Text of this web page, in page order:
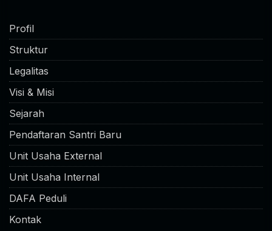
Profil
Struktur
Legalitas
Visi & Misi
Sejarah
Pendaftaran Santri Baru
Unit Usaha External
Unit Usaha Internal
DAFA Peduli
Kontak